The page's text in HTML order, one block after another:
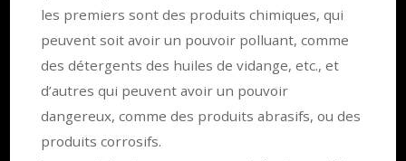
les premiers sont des produits chimiques, qui
peuvent soit avoir un pouvoir polluant, comme
des détergents des huiles de vidange, etc., et
d’autres qui peuvent avoir un pouvoir
dangereux, comme des produits abrasifs, ou des
produits corrosifs.